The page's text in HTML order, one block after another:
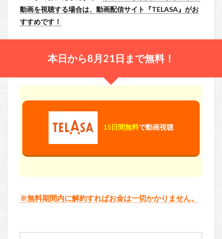
動画を視聴する場合は、動画配信サイト『TELASA』がお
すすめです！
本日から8月21日まで無料！
15日間無料で動画視聴
※無料期間内に解約すればお金は一切かかりません。